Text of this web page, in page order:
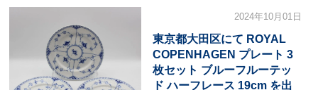
2024年10月01日
東京都大田区にて ROYAL
COPENHAGEN プレート 3
枚セット ブルーフルーテッ
ド ハーフレース 19cm を出